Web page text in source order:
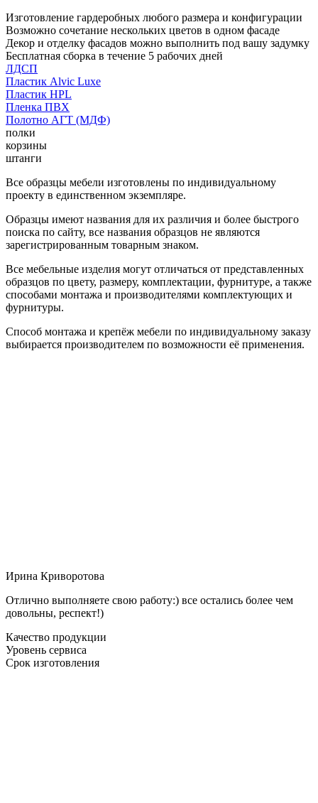
Изготовление гардеробных любого размера и конфигурации
Возможно сочетание нескольких цветов в одном фасаде
Декор и отделку фасадов можно выполнить под вашу задумку
Бесплатная сборка в течение 5 рабочих дней
ЛДСП
Пластик Alvic Luxe
Пластик HPL
Пленка ПВХ
Полотно АГТ (МДФ)
полки
корзины
штанги
Все образцы мебели изготовлены по индивидуальному
проекту в единственном экземпляре.
Образцы имеют названия для их различия и более быстрого
поиска по сайту, все названия образцов не являются
зарегистрированным товарным знаком.
Все мебельные изделия могут отличаться от представленных
образцов по цвету, размеру, комплектации, фурнитуре, а также
способами монтажа и производителями комплектующих и
фурнитуры.
Способ монтажа и крепёж мебели по индивидуальному заказу
выбирается производителем по возможности её применения.
Ирина Криворотова
Отлично выполняете свою работу:) все остались более чем
довольны, респект!)
Качество продукции
Уровень сервиса
Срок изготовления